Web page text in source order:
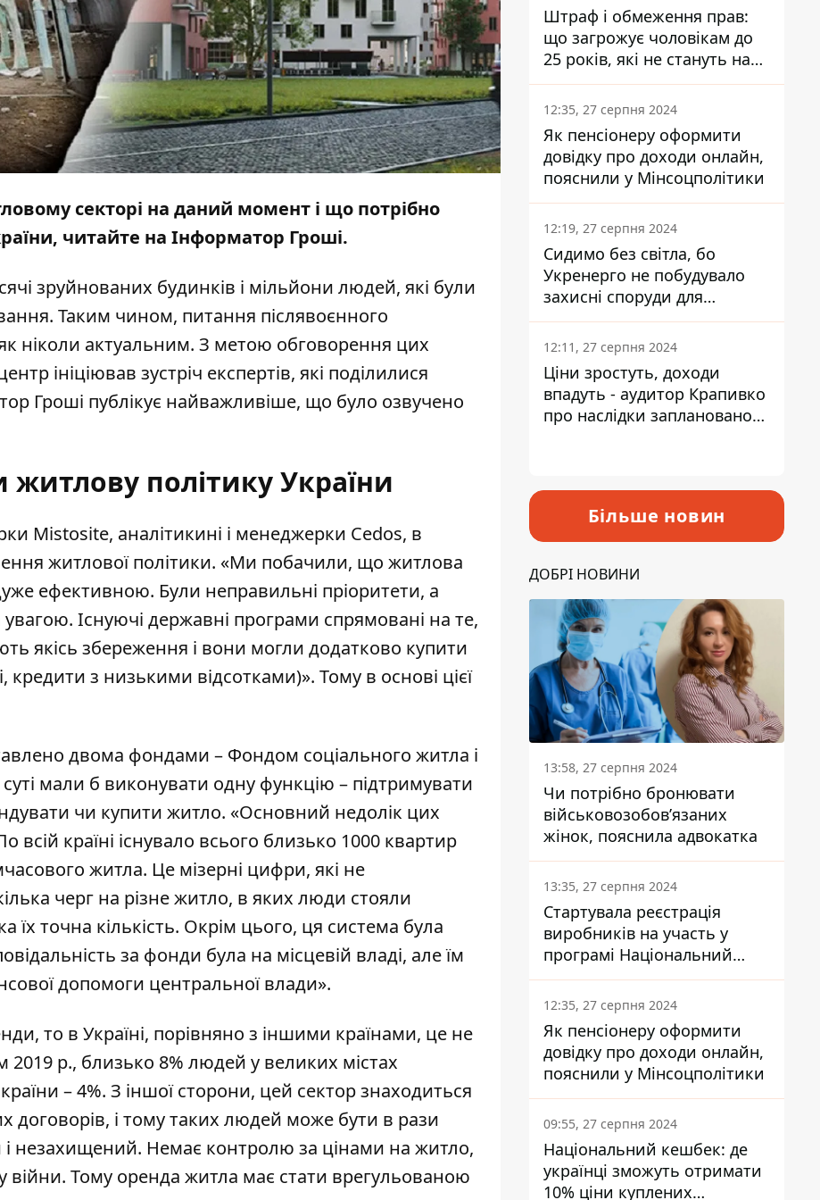
секторі на даний момент і що потрібно
читайте на Інформатор Гроші.
зруйнованих будинків і мільйони людей, які були
Таким чином, питання післявоєнного
ніколи актуальним. З метою обговорення цих
ініціював зустріч експертів, які поділилися
Гроші публікує найважливіше, що було озвучено
політику України
Mistosite, аналітикині і менеджерки Cedos, в
житлової політики. «Ми побачили, що житлова
ефективною. Були неправильні пріоритети, а
Існуючі державні програми спрямовані на те,
якісь збереження і вони могли додатково купити
з низькими відсотками)». Тому в основі цієї
двома фондами – Фондом соціального житла і
мали б виконувати одну функцію – підтримувати
чи купити житло. «Основний недолік цих
країні існувало всього близько 1000 квартир
житла. Це мізерні цифри, які не
черг на різне житло, в яких люди стояли
їх точна кількість. Окрім цього, ця система була
за фонди була на місцевій владі, але їм
допомоги центральної влади».
то в Україні, порівняно з іншими країнами, це не
р., близько 8% людей у великих містах
– 4%. З іншої сторони, цей сектор знаходиться
договорів, і тому таких людей може бути в рази
незахищений. Немає контролю за цінами на житло,
Тому оренда житла має стати врегульованою
Штраф і обмеження прав:
що загрожує чоловікам до
25 років, які не стануть на
військовий облік
12:35, 27 серпня 2024
Як пенсіонеру оформити
довідку про доходи онлайн,
пояснили у Мінсоцполітики
12:19, 27 серпня 2024
Сидимо без світла, бо
Укренерго не побудувало
захисні споруди для
енергетики - нардеп
Кучеренко
12:11, 27 серпня 2024
Ціни зростуть, доходи
впадуть - аудитор Крапивко
про наслідки запланованого
Більше новин
ДОБРІ НОВИНИ
13:58, 27 серпня 2024
Чи потрібно бронювати
військовозобов’язаних
жінок, пояснила адвокатка
13:35, 27 серпня 2024
Стартувала реєстрація
виробників на участь у
програмі Національний
кешбек: як це зробити
через портал Дія
12:35, 27 серпня 2024
Як пенсіонеру оформити
довідку про доходи онлайн,
пояснили у Мінсоцполітики
09:55, 27 серпня 2024
Національний кешбек: де
українці зможуть отримати
10% ціни куплених